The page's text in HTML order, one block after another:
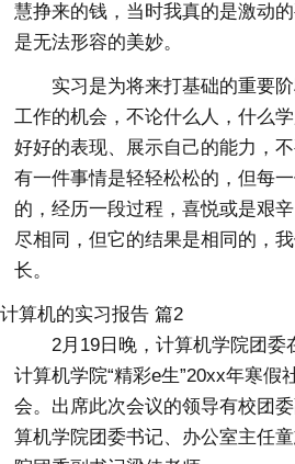
慧挣来的钱，当时我真的是激动
是无法形容的美妙。
实习是为将来打基础的重要
工作的机会，不论什么人，什么
好好的表现、展示自己的能力，
有一件事情是轻轻松松的，但每
的，经历一段过程，喜悦或是艰
尽相同，但它的结果是相同的，
长。
计算机的实习报告 篇2
2月19日晚，计算机学院团委
计算机学院“精彩e生”20xx年寒假
会。出席此次会议的领导有校团
算机学院团委书记、办公室主任